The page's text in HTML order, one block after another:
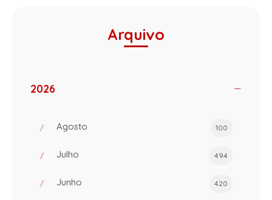
Arquivo
2026
Agosto 100
Julho 494
Junho 420